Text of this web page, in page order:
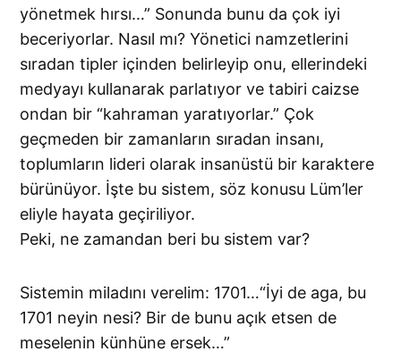
yönetmek hırsı…” Sonunda bunu da çok iyi
beceriyorlar. Nasıl mı? Yönetici namzetlerini
sıradan tipler içinden belirleyip onu, ellerindeki
medyayı kullanarak parlatıyor ve tabiri caizse
ondan bir “kahraman yaratıyorlar.” Çok
geçmeden bir zamanların sıradan insanı,
toplumların lideri olarak insanüstü bir karaktere
bürünüyor. İşte bu sistem, söz konusu Lüm’ler
eliyle hayata geçiriliyor.
Peki, ne zamandan beri bu sistem var?
Sistemin miladını verelim: 1701…“İyi de aga, bu
1701 neyin nesi? Bir de bunu açık etsen de
meselenin künhüne ersek…”